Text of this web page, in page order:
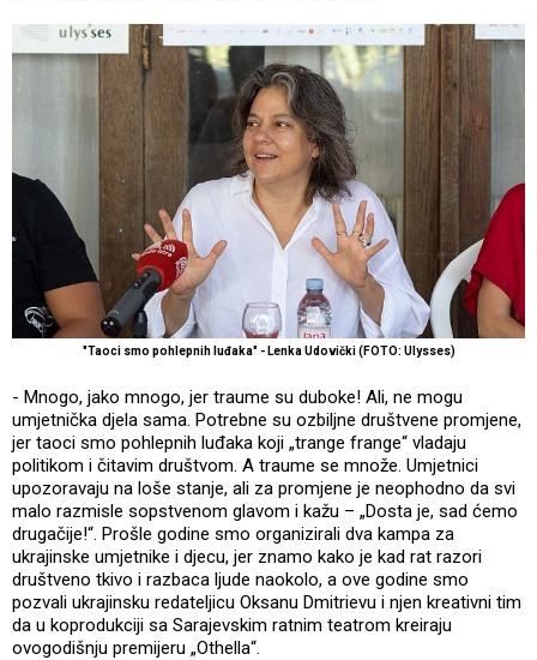
"Taoci smo pohlepnih luđaka" - Lenka Udovički (FOTO: Ulysses)
- Mnogo, jako mnogo, jer traume su duboke! Ali, ne mogu
umjetnička djela sama. Potrebne su ozbiljne društvene promjene,
jer taoci smo pohlepnih luđaka koji „trange frange“ vladaju
politikom i čitavim društvom. A traume se množe. Umjetnici
upozoravaju na loše stanje, ali za promjene je neophodno da svi
malo razmisle sopstvenom glavom i kažu – „Dosta je, sad ćemo
drugačije!“. Prošle godine smo organizirali dva kampa za
ukrajinske umjetnike i djecu, jer znamo kako je kad rat razori
društveno tkivo i razbaca ljude naokolo, a ove godine smo
pozvali ukrajinsku redateljicu Oksanu Dmitrievu i njen kreativni tim
da u koprodukciji sa Sarajevskim ratnim teatrom kreiraju
ovogodišnju premijeru „Othella“.